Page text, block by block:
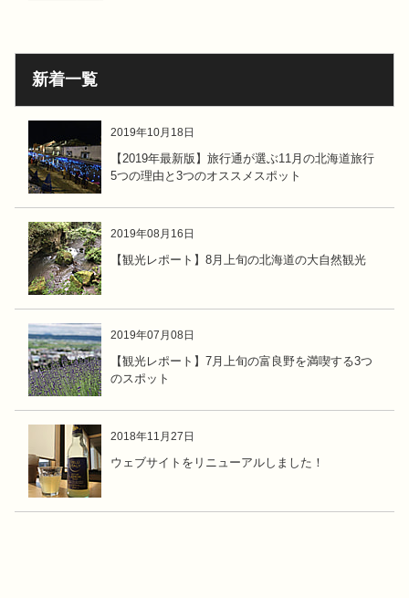
新着一覧
2019年10月18日
【2019年最新版】旅行通が選ぶ11月の北海道旅行
5つの理由と3つのオススメスポット
2019年08月16日
【観光レポート】8月上旬の北海道の大自然観光
2019年07月08日
【観光レポート】7月上旬の富良野を満喫する3つ
のスポット
2018年11月27日
ウェブサイトをリニューアルしました！